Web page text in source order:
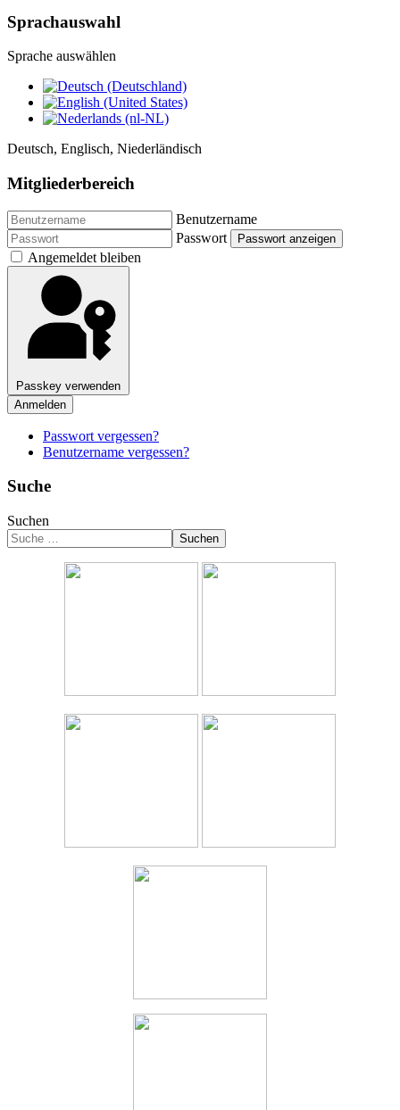
Sprachauswahl
Sprache auswählen
Deutsch, Englisch, Niederländisch
Mitgliederbereich
Benutzername
Passwort
Passwort anzeigen
Angemeldet bleiben
Passkey verwenden
Anmelden
Passwort vergessen?
Benutzername vergessen?
Suche
Suchen
Suchen